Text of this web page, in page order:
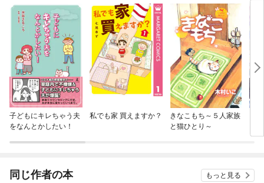
子どもにキレちゃう夫
をなんとかしたい！
私でも家 買えますか？
きなこもち～５人家族
と猫ひとり～
ラ
同じ作者の本 もっと見る